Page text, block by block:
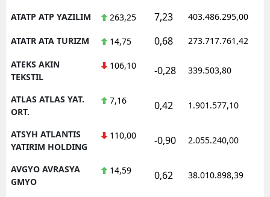
ATATP ATP YAZILIM 263,25 7,23 403.486.295,00
ATATR ATA TURIZM 14,75 0,68 273.717.761,42
ATEKS AKIN
TEKSTIL
106,10 -0,28 339.503,80
ATLAS ATLAS YAT.
ORT.
7,16 0,42 1.901.577,10
ATSYH ATLANTIS
YATIRIM HOLDING
110,00 -0,90 2.055.240,00
AVGYO AVRASYA
GMYO
14,59 0,62 38.010.898,39